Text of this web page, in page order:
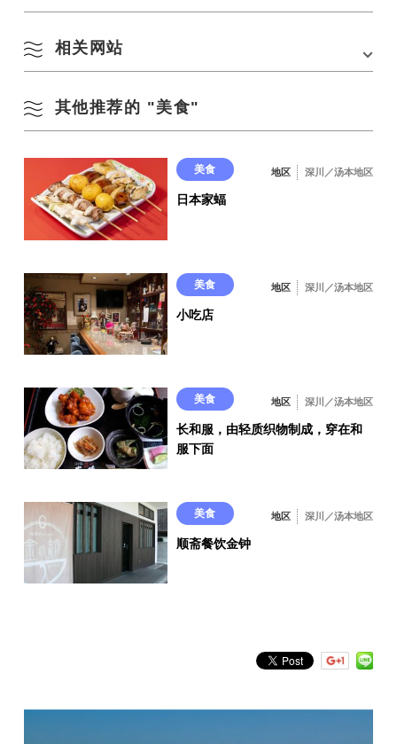
州黑川
230 日元 430 日元。
田中家族的特色中喜品种
630 日元起（后续咀嚼 370 日元）
相关网站
官方网站其他推荐的 "美食"
美食 地区 深川／汤本地区
日本家蝠
美食 地区 深川／汤本地区
小吃店
美食 地区 深川／汤本地区
长和服，由轻质织物制成，穿在和
服下面
美食 地区 深川／汤本地区
顺斋餐饮金钟